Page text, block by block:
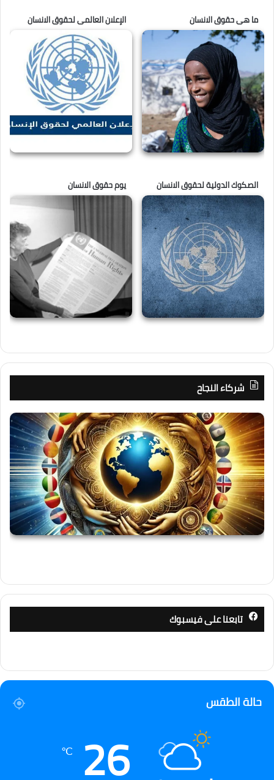
ما هى حقوق الانسان الإعلان العالمى لحقوق الانسان
الصكوك الدولية لحقوق الانسان يوم حقوق الانسان
شركاء النجاح
تابعنا على فيسبوك
حالة الطقس
26
℃